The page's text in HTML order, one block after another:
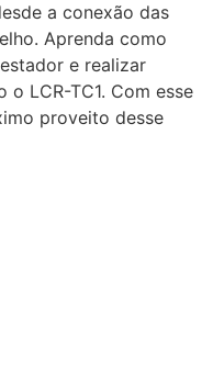
a conexão das
Aprenda como
e realizar
LCR-TC1. Com esse
proveito desse